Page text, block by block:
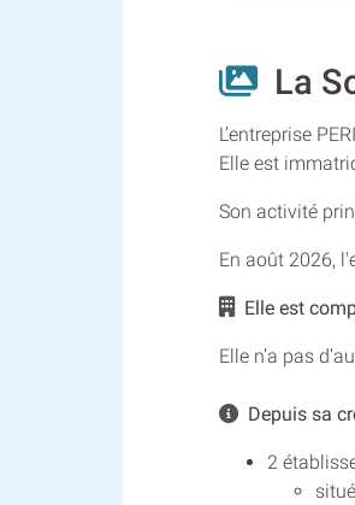
La
L’entreprise
Elle est
Son activité
En août 2026,
Elle est
Elle n’a pas
Depuis sa
2